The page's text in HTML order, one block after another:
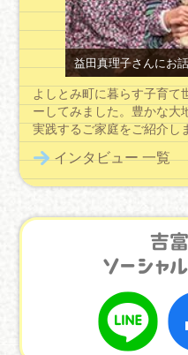
益田真理子さんにお
よしとみ町に暮らす子育て
ーしてみました。豊かな大
実践するご家庭をご紹介し
インタビュー 一覧